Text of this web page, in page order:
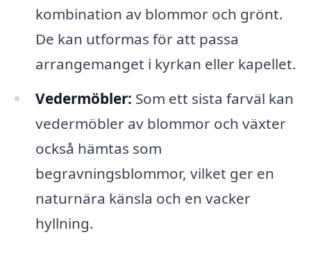
kombination av blommor och grönt.
De kan utformas för att passa
arrangemanget i kyrkan eller kapellet.
Vedermöbler: Som ett sista farväl kan
vedermöbler av blommor och växter
också hämtas som
begravningsblommor, vilket ger en
naturnära känsla och en vacker
hyllning.